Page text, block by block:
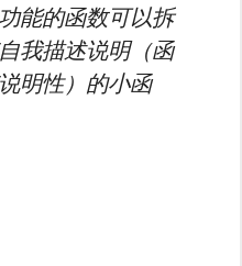
能的函数可以拆
我描述说明（函
明性）的小函